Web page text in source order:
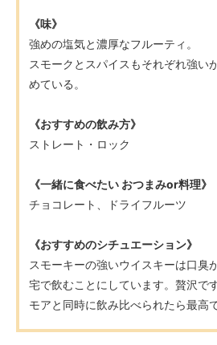
《味》
強めの塩気と濃厚なフルーティ。
スモークとスパイスもそれぞれ強い
めている。
《おすすめの飲み方》
ストレート・ロック
《一緒に食べたい おつまみor料理》
チョコレート、ドライフルーツ
《おすすめのシチュエーション》
スモーキーの強いウイスキーは口臭
宅で飲むことにしています。贅沢で
モアと同時に飲み比べられたら最高で